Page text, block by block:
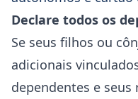
Declare todos os
Se seus filhos ou
adicionais
dependentes e